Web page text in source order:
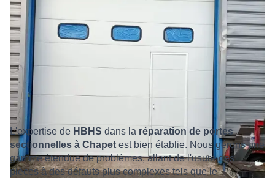
L'expertise de HBHS dans la réparation de portes
sectionnelles à Chapet est bien établie. Nous gérons une
gamme étendue de problèmes, allant de l'usure des
pièces à des défauts plus complexes tels que le